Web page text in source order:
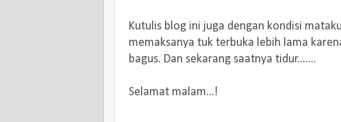
Kutulis blog ini juga dengan kondisi
memaksanya tuk terbuka lebih lama
bagus. Dan sekarang saatnya tidur.......
Selamat malam...!